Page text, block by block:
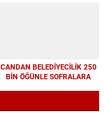
CANDAN BELEDİYECİLİK 250
BİN ÖĞÜNLE SOFRALARA